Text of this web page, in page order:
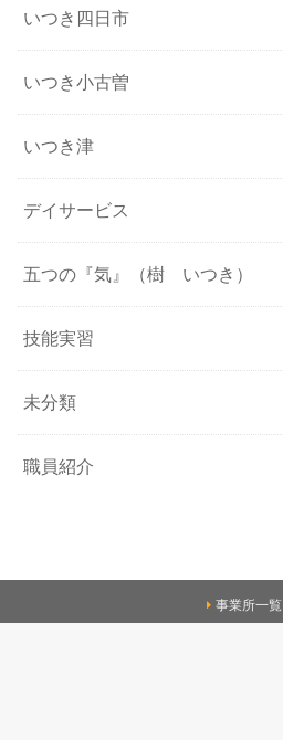
いつき四日市
いつき小古曽
いつき津
デイサービス
五つの『気』（樹 いつき）
技能実習
未分類
職員紹介
事業所一覧